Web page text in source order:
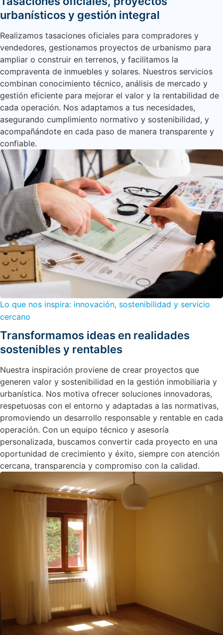
urbanísticos y gestión integral
Realizamos tasaciones oficiales para compradores y
vendedores, gestionamos proyectos de urbanismo para
ampliar o construir en terrenos, y facilitamos la
compraventa de inmuebles y solares. Nuestros servicios
combinan conocimiento técnico, análisis de mercado y
gestión eficiente para mejorar el valor y la rentabilidad de
cada operación. Nos adaptamos a tus necesidades,
asegurando cumplimiento normativo y sostenibilidad, y
acompañándote en cada paso de manera transparente y
confiable.
Lo que nos inspira: innovación, sostenibilidad y servicio
cercano
Transformamos ideas en realidades
sostenibles y rentables
Nuestra inspiración proviene de crear proyectos que
generen valor y sostenibilidad en la gestión inmobiliaria y
urbanística. Nos motiva ofrecer soluciones innovadoras,
respetuosas con el entorno y adaptadas a las normativas,
promoviendo un desarrollo responsable y rentable en cada
operación. Con un equipo técnico y asesoría
personalizada, buscamos convertir cada proyecto en una
oportunidad de crecimiento y éxito, siempre con atención
cercana, transparencia y compromiso con la calidad.